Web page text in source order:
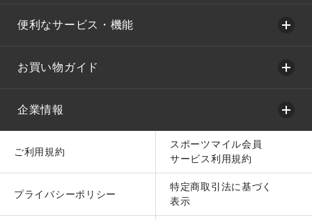
便利なサービス・機能
お買い物ガイド
企業情報
ご利用規約
スポーツマイル会員
サービス利用規約
プライバシーポリシー
特定商取引法に基づく
表示